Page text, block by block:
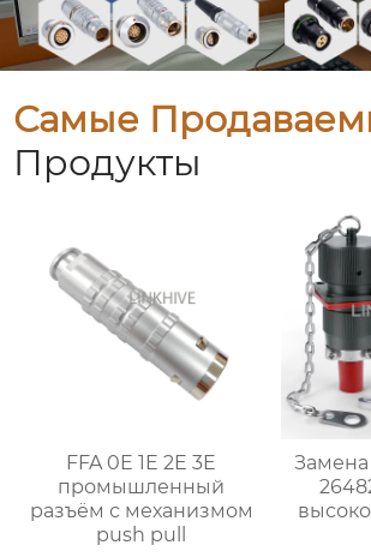
Самые
Продукты
FFA 0E 1E 2E 3E
промышленный
разъём с механизмом
push pull